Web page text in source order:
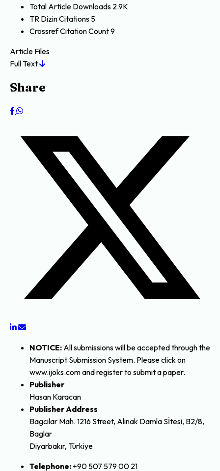
Total Article Downloads 2.9K
TR Dizin Citations 5
Crossref Citation Count9
Article Files
Full Text
Share
NOTICE : All submissions will be accepted through the
Manuscript Submission System. Please click on
www.ijoks.com and register to submit a paper.
Publisher
Hasan Karacan
Publisher Address
Bagcilar Mah. 1216 Street, Alinak Damla Sİtesi, B2/8,
Baglar
Diyarbakır, Türkiye
Telephone: +90 507 579 00 21